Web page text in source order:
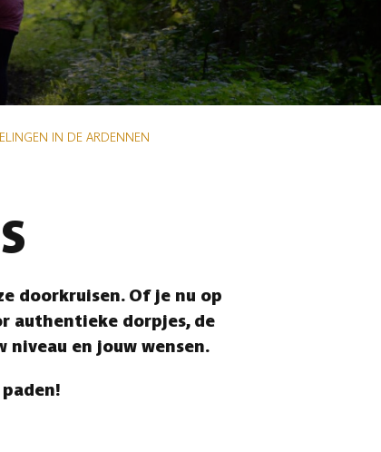
IN DE ARDENNEN
doorkruisen. Of je nu op
authentieke dorpjes, de
niveau en jouw wensen.